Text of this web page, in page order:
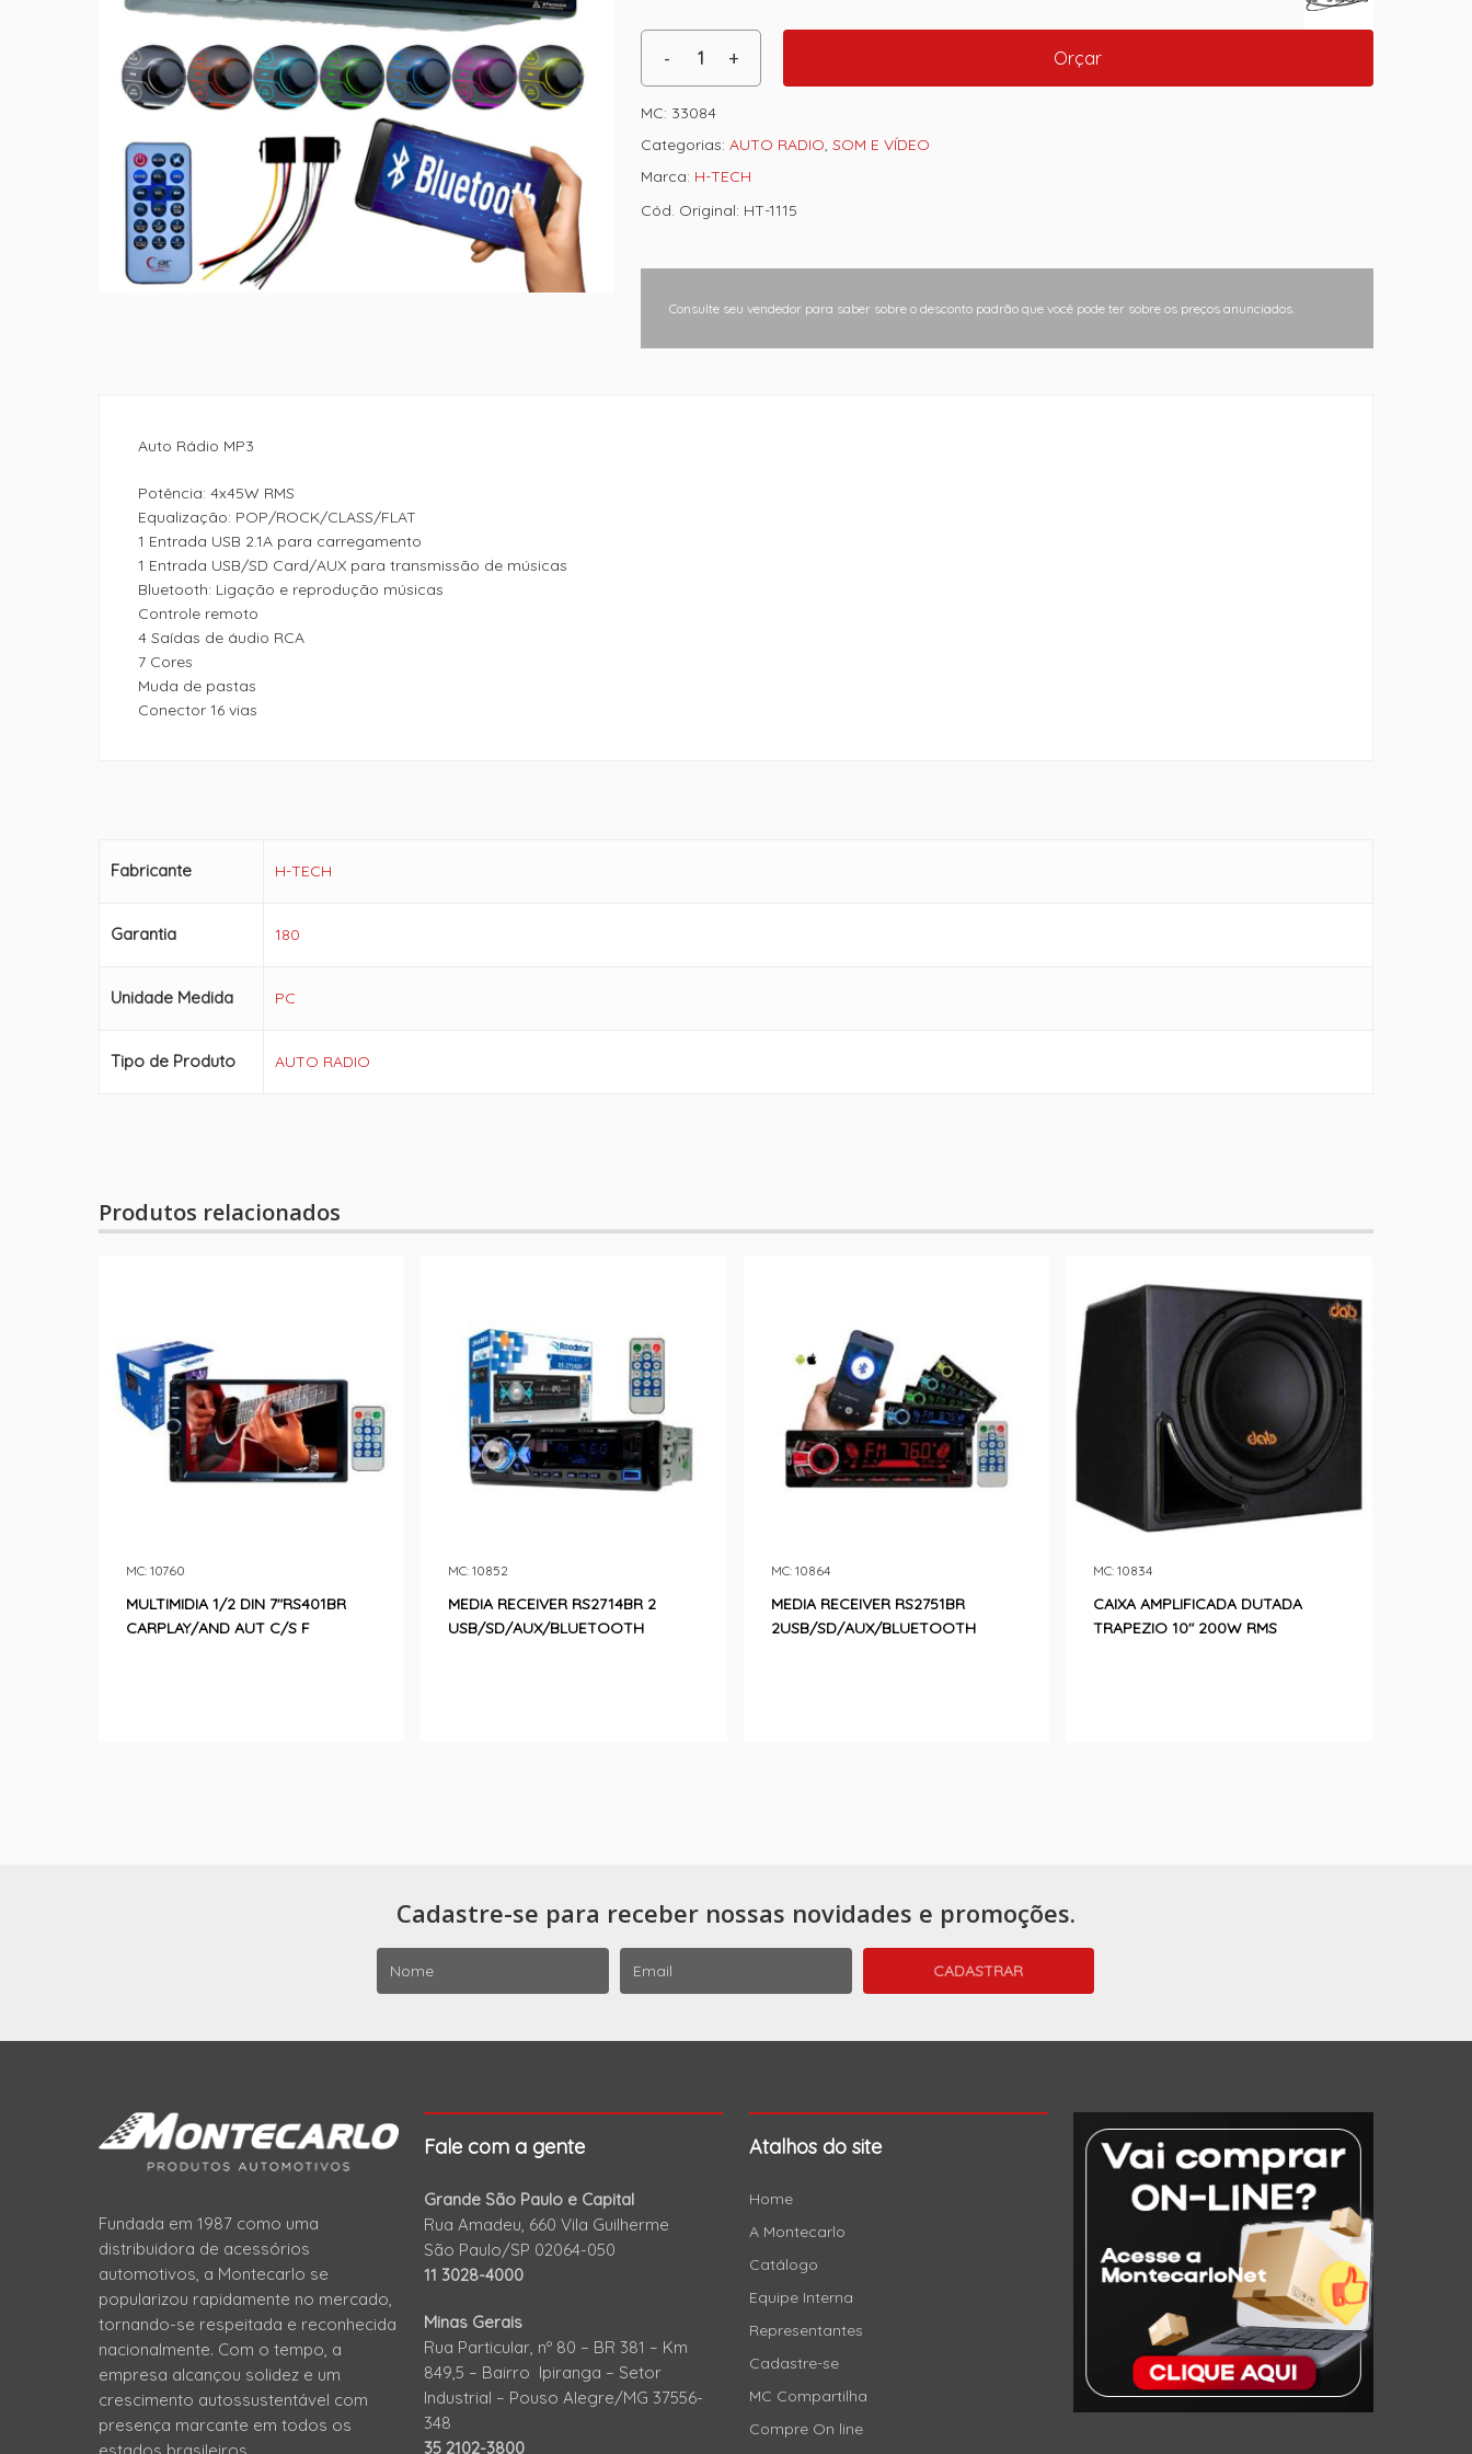
Orçar
MC: 33084
Categorias: AUTO RADIO, SOM E VÍDEO
Marca: H-TECH
Cód. Original: HT-1115
Consulte seu vendedor para saber sobre o desconto padrão que você pode ter sobre os preços anunciados.
Auto Rádio MP3
Potência: 4x45W RMS
Equalização: POP/ROCK/CLASS/FLAT
1 Entrada USB 2.1A para carregamento
1 Entrada USB/SD Card/AUX para transmissão de músicas
Bluetooth: Ligação e reprodução músicas
Controle remoto
4 Saídas de áudio RCA
7 Cores
Muda de pastas
Conector 16 vias
Fabricante H-TECH
Garantia 180
Unidade Medida PC
Tipo de Produto AUTO RADIO
Produtos relacionados
MULTIMIDIA 1/2 DIN 7″RS401BR
CARPLAY/AND AUT C/S F
MC: 10760
MEDIA RECEIVER RS2714BR 2
USB/SD/AUX/BLUETOOTH
MC: 10852
MEDIA RECEIVER RS2751BR
2USB/SD/AUX/BLUETOOTH
MC: 10864
CAIXA AMPLIFICADA DUTADA
TRAPEZIO 10″ 200W RMS
MC: 10834
Cadastre-se para receber nossas novidades e promoções.
Fundada em 1987 como uma
distribuidora de acessórios
automotivos, a Montecarlo se
popularizou rapidamente no mercado,
tornando-se respeitada e reconhecida
nacionalmente. Com o tempo, a
empresa alcançou solidez e um
crescimento autossustentável com
presença marcante em todos os
Fale com a gente
Grande São Paulo e Capital
Rua Amadeu, 660 Vila Guilherme
São Paulo/SP 02064-050
11 3028-4000
Minas Gerais
Rua Particular, nº 80 – BR 381 – Km
849,5 – Bairro Ipiranga – Setor
Industrial – Pouso Alegre/MG 37556-
348
35 2102-3800
Atalhos do site
Home
A Montecarlo
Catálogo
Equipe Interna
Representantes
Cadastre-se
MC Compartilha
Compre On line